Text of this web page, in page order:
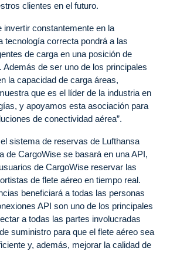
clientes en el futuro.
invertir constantemente en la
tecnología correcta pondrá a las
de carga en una posición de
Además de ser uno de los principales
la capacidad de carga áreas,
que es el líder de la industria en
y apoyamos esta asociación para
de conectividad aérea”.
sistema de reservas de Lufthansa
de CargoWise se basará en una API,
de CargoWise reservar las
de flete aéreo en tiempo real.
beneficiará a todas las personas
API son uno de los principales
a todas las partes involucradas
suministro para que el flete aéreo sea
y, además, mejorar la calidad de